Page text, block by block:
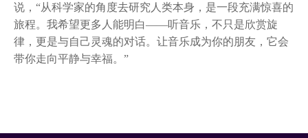
说，“从科学家的角度去研究人类本身，是一段充满惊喜的
旅程。我希望更多人能明白——听音乐，不只是欣赏旋
律，更是与自己灵魂的对话。让音乐成为你的朋友，它会
带你走向平静与幸福。”